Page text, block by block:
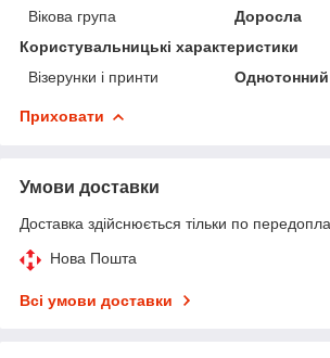
Вікова група
Доросла
Користувальницькі характеристики
Візерунки і принти
Однотонний
Приховати
Умови доставки
Доставка здійснюється тільки по
Нова Пошта
Всі умови доставки